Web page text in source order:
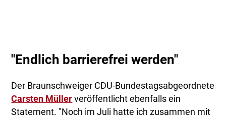
"Endlich barrierefrei werden"
Der Braunschweiger CDU-Bundestagsabgeordnete
Carsten Müller veröffentlicht ebenfalls ein
Statement. "Noch im Juli hatte ich zusammen mit